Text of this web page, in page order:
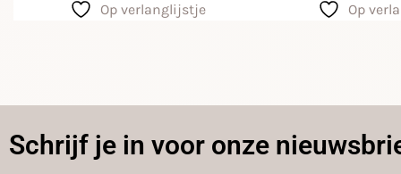
Op verlanglijstje Op
Schrijf je in voor onze